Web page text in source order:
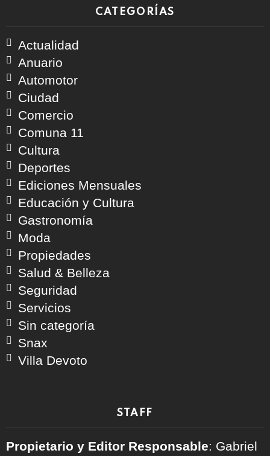
CATEGORÍAS
Actualidad
Anuario
Automotor
Ciudad
Comercio
Comuna 11
Cultura
Deportes
Ediciones Mensuales
Educación y Cultura
Gastronomía
Moda
Propiedades
Salud & Belleza
Seguridad
Servicios
Sin categoría
Snax
Villa Devoto
STAFF
Propietario y Editor Responsable: Gabriel